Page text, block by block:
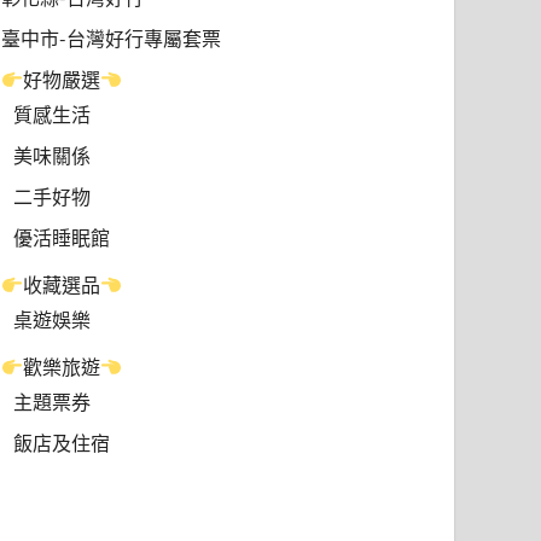
臺中市-台灣好行專屬套票
好物嚴選
質感生活
美味關係
二手好物
優活睡眠館
收藏選品
桌遊娛樂
歡樂旅遊
主題票券
飯店及住宿